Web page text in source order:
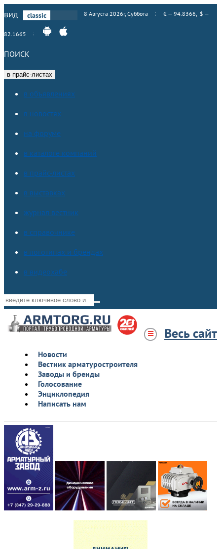
вид 8 Августа 2026г, Суббота € — 94.8366, $ —
82.1665
ПОИСК
в прайс-листах
в объявлениях
в новостях
на форуме
в каталоге компаний
в прайс-листах
в выставках
журнал вестник
в справочнике
в логотипах и брендах
в видеохабе
Весь сайт
Новости
Вестник арматуростроителя
Заводы и бренды
Голосование
Энциклопедия
Написать нам